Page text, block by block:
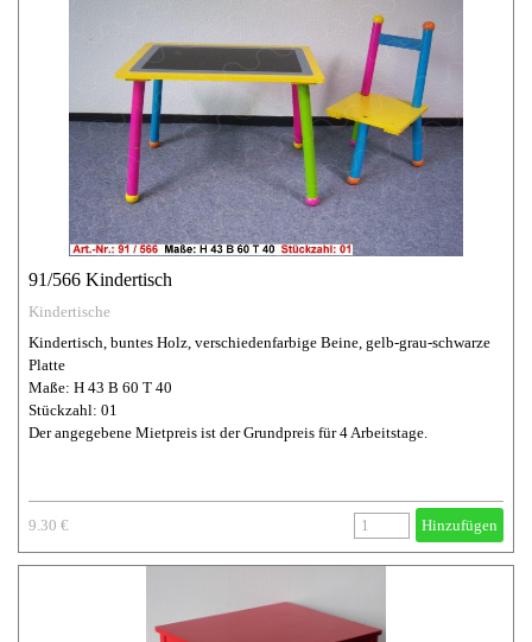
91/566 Kindertisch
Kindertische
Kindertisch, buntes Holz, verschiedenfarbige Beine, gelb-grau-schwarze
Platte
Maße: H 43 B 60 T 40
Stückzahl: 01
Der angegebene Mietpreis ist der Grundpreis für 4 Arbeitstage.
9.30 € Hinzufügen